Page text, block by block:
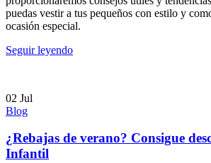
puedas vestir a tus pequeños con estilo y
ocasión especial.
Seguir leyendo
02 Jul
Blog
¿Rebajas de verano? Consigue
Infantil